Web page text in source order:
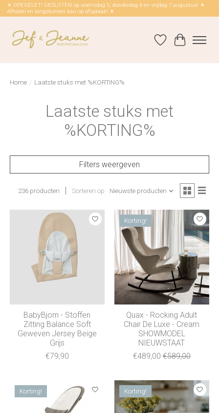
☀ OPEGELET! GESLOTEN op woensdag 5, donderdag 6 en vrijdag 7 augustus! ☀
Afhalen en langskomen kan op afspraak! ☀
Verlanglijst
Home / Laatste stuks met %KORTING%
Laatste stuks met
%KORTING%
Filters weergeven
236 producten Sorteren op Nieuwste producten
BabyBjorn - Stoffen
Zitting Balance Soft
Geweven Jersey Beige
Grijs
€79,90
Korting!
Quax - Rocking Adult
Chair De Luxe - Cream
SHOWMODEL
NIEUWSTAAT
€489,00 €589,00
Korting! Korting!